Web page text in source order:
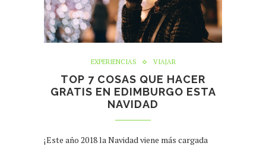
EXPERIENCIAS VIAJAR
TOP 7 COSAS QUE HACER
GRATIS EN EDIMBURGO ESTA
NAVIDAD
¡Este año 2018 la Navidad viene más cargada